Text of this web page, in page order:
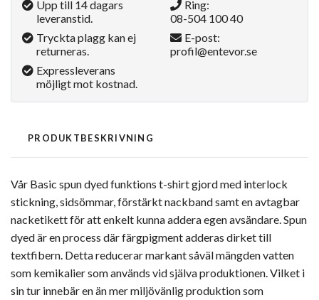
Upp till 14 dagars
leveranstid.
Tryckta plagg kan ej
returneras.
Expressleverans
möjligt mot kostnad.
Ring:
08-504 100 40
E-post:
profil@entevor.se
PRODUKTBESKRIVNING
Vår Basic spun dyed funktions t-shirt gjord med interlock
stickning, sidsömmar, förstärkt nackband samt en avtagbar
nacketikett för att enkelt kunna addera egen avsändare. Spun
dyed är en process där färgpigment adderas dirket till
textfibern. Detta reducerar markant såväl mängden vatten
som kemikalier som används vid själva produktionen. Vilket i
sin tur innebär en än mer miljövänlig produktion som